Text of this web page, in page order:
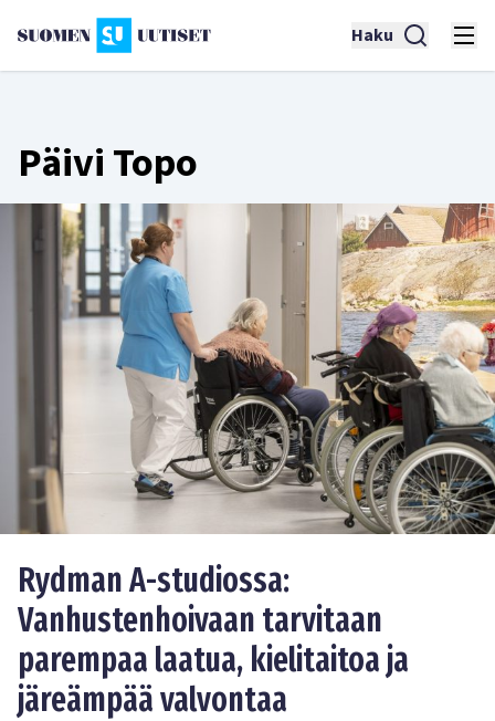
Haku
Päivi Topo
Rydman A-studiossa:
Vanhustenhoivaan tarvitaan
parempaa laatua, kielitaitoa ja
järeämpää valvontaa